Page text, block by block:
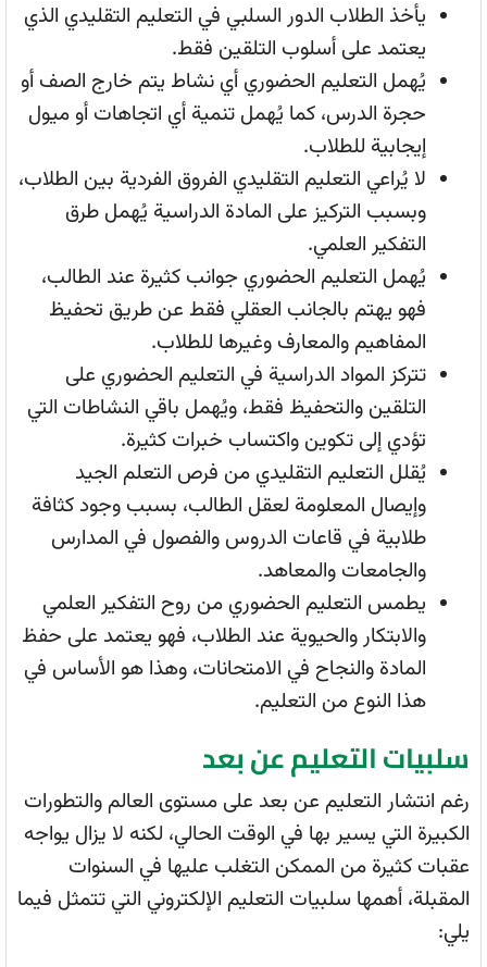
يأخذ الطلاب الدور السلبي في التعليم التقليدي الذي
يعتمد على أسلوب التلقين فقط.
يُهمل التعليم الحضوري أي نشاط يتم خارج الصف أو
حجرة الدرس، كما يُهمل تنمية أي اتجاهات أو ميول
إيجابية للطلاب.
لا يُراعي التعليم التقليدي الفروق الفردية بين الطلاب،
وبسبب التركيز على المادة الدراسية يُهمل طرق
التفكير العلمي.
يُهمل التعليم الحضوري جوانب كثيرة عند الطالب،
فهو يهتم بالجانب العقلي فقط عن طريق تحفيظ
المفاهيم والمعارف وغيرها للطلاب.
تتركز المواد الدراسية في التعليم الحضوري على
التلقين والتحفيظ فقط، ويُهمل باقي النشاطات التي
تؤدي إلى تكوين واكتساب خبرات كثيرة.
يُقلل التعليم التقليدي من فرص التعلم الجيد
وإيصال المعلومة لعقل الطالب، بسبب وجود كثافة
طلابية في قاعات الدروس والفصول في المدارس
والجامعات والمعاهد.
يطمس التعليم الحضوري من روح التفكير العلمي
والابتكار والحيوية عند الطلاب، فهو يعتمد على حفظ
المادة والنجاح في الامتحانات، وهذا هو الأساس في
هذا النوع من التعليم.
سلبيات التعليم عن بعد
رغم انتشار التعليم عن بعد على مستوى العالم والتطورات
الكبيرة التي يسير بها في الوقت الحالي، لكنه لا يزال يواجه
عقبات كثيرة من الممكن التغلب عليها في السنوات
المقبلة، أهمها سلبيات التعليم الإلكتروني التي تتمثل فيما
يلي: